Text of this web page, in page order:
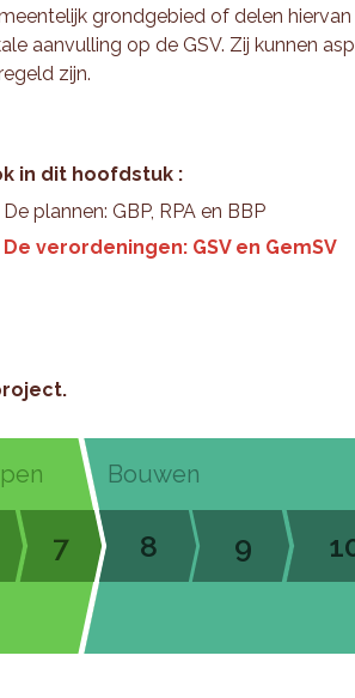
grondgebied of delen
aanvulling op de GSV. Zij kunnen
zijn.
De plannen: GBP, RPA en BBP
De verordeningen: GSV en GemSV
7
Bouwen
8 9